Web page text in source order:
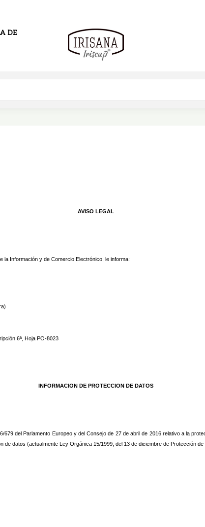
DE
AVISO LEGAL
la Información y de Comercio Electrónico, le informa:
6ª, Hoja PO-8023
INFORMACION DE PROTECCION DE DATOS
del Parlamento Europeo y del Consejo de 27 de abril de 2016 relativo a la
datos (actualmente Ley Orgánica 15/1999, del 13 de diciembre de Protección